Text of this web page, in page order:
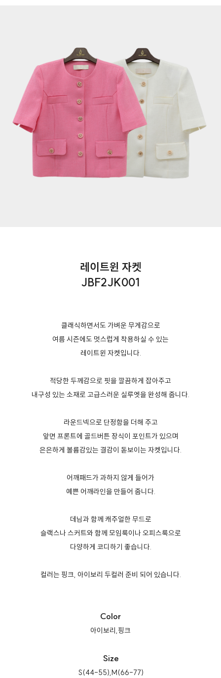
레이트윈 자켓
JBF2JK001
클래식하면서도 가벼운 무게감으로
여름 시즌에도 멋스럽게 착용하실 수 있는
레이트윈 자켓입니다.
적당한 두께감으로 핏을 깔끔하게 잡아주고
내구성 있는 소재로 고급스러운 실루엣을 완성해 줍니다.
라운드넥으로 단정함을 더해 주고
앞면 프론트에 골드버튼 장식이 포인트가 있으며
은은하게 볼륨감있는 결감이 돋보이는 자켓입니다.
어깨패드가 과하지 않게 들어가
예쁜 어깨라인을 만들어 줍니다.
데님과 함께 캐주얼한 무드로
슬랙스나 스커트와 함께 모임룩이나 오피스룩으로
다양하게 코디하기 좋습니다.
컬러는 핑크, 아이보리 두컬러 준비 되어 있습니다.
Color
아이보리,핑크
Size
S(44-55),M(66-77)